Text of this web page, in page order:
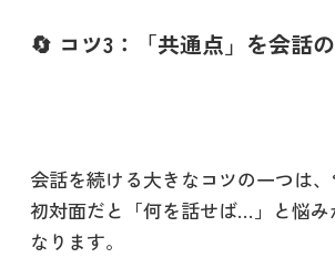
🔄 コツ3：「共通点」を会話
会話を続ける大きなコツの一つは、
初対面だと「何を話せば…」と悩み
なります。